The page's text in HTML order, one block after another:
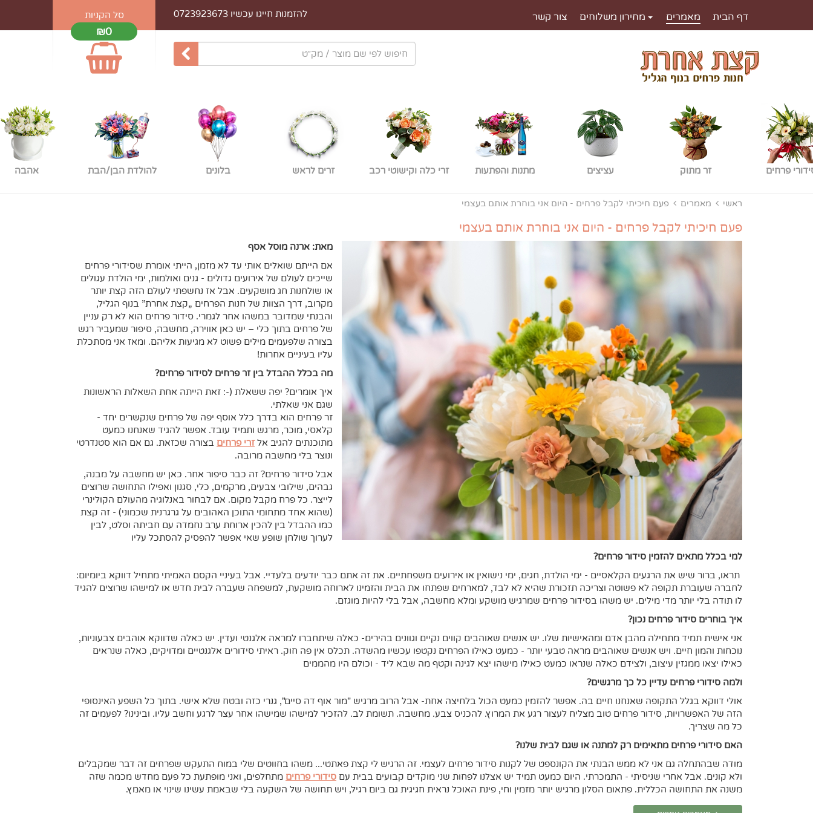
סל הקניות
₪0
להזמנות חייגו עכשיו 0723923673 דף הבית מאמרים מחירון משלוחים צור קשר
פרחים זר מתוק עציצים מתנות והפתעות זרי כלה וקישוטי רכב זרים לראש בלונים להולדת הבן/הבת אהבה
ראשי מאמרים פעם חיכיתי לקבל פרחים - היום אני בוחרת אותם בעצמי
פעם חיכיתי לקבל פרחים - היום אני בוחרת אותם בעצמי
מאת: ארנה מוסל אסף
אם הייתם שואלים אותי עד לא מזמן, הייתי אומרת שסידורי פרחים
שייכים לעולם של אירועים גדולים - גנים ואולמות, ימי הולדת עגולים
או שולחנות חג מושקעים. אבל אז נחשפתי לעולם הזה קצת יותר
מקרוב, דרך הצוות של חנות הפרחים „קצת אחרת” בנוף הגליל,
והבנתי שמדובר במשהו אחר לגמרי. סידור פרחים הוא לא רק עניין
של פרחים בתוך כלי – יש כאן אווירה, מחשבה, סיפור שמעביר רגש
בצורה שלפעמים מילים פשוט לא מגיעות אליהם. ומאז אני מסתכלת
עליו בעיניים אחרות!
מה בכלל ההבדל בין זר פרחים לסידור פרחים?
איך אומרים? יפה ששאלת (-: זאת הייתה אחת השאלות הראשונות
שגם אני שאלתי.
זר פרחים הוא בדרך כלל אוסף יפה של פרחים שנקשרים יחד -
קלאסי, מוכר, מרגש ותמיד עובד. אפשר להגיד שאנחנו כמעט
מתוכנתים להגיב אלזרי פרחים בצורה שכזאת. גם אם הוא סטנדרטי
ונוצר בלי מחשבה מרובה.
אבל סידור פרחים? זה כבר סיפור אחר. כאן יש מחשבה על מבנה,
גבהים, שילובי צבעים, מרקמים, כלי, סגנון ואפילו התחושה שרוצים
לייצר. כל פרח מקבל מקום. אם לבחור באנלוגיה מהעולם הקולינרי
(שהוא אחד מתחומי התוכן האהובים על גרגרנית שכמוני) - זה קצת
כמו ההבדל בין להכין ארוחת ערב נחמדה עם חביתה וסלט, לבין
לערוך שולחן שופע שאי אפשר להפסיק להסתכל עליו
למי בכלל מתאים להזמין סידור פרחים?
תראו, ברור שיש את הרגעים הקלאסיים - ימי הולדת, חגים, ימי נישואין או אירועים משפחתיים. את זה אתם כבר יודעים בלעדיי. אבל בעיניי הקסם האמיתי מתחיל דווקא ביומיום:
לחברה שעוברת תקופה לא פשוטה וצריכה תזכורת שהיא לא לבד, למארחים שפתחו את הבית והזמינו לארוחה מושקעת, למשפחה שעברה לבית חדש או למישהו שרוצים להגיד
לו תודה בלי יותר מדי מילים. יש משהו בסידור פרחים שמרגיש מושקע ומלא מחשבה, אבל בלי להיות מוגזם.
איך בוחרים סידור פרחים נכון?
אני אישית תמיד מתחילה מהבן אדם ומהאישיות שלו. יש אנשים שאוהבים קווים נקיים וגוונים בהירים- כאלה שיתחברו למראה אלגנטי ועדין. יש כאלה שדווקא אוהבים צבעוניות,
נוכחות והמון חיים. ויש אנשים שאוהבים מראה טבעי יותר - כמעט כאילו הפרחים נקטפו עכשיו מהשדה. תכלס אין פה חוק. ראיתי סידורים אלגנטיים ומדויקים, כאלה שנראים
כאילו יצאו ממגזין עיצוב, ולצידם כאלה שנראו כמעט כאילו מישהו יצא לגינה וקטף מה שבא ליד - וכולם היו מהממים
ולמה סידורי פרחים עדיין כל כך מרגשים?
אולי דווקא בגלל התקופה שאנחנו חיים בה. אפשר להזמין כמעט הכול בלחיצה אחת- אבל הרוב מרגיש "מור אוף דה סיים", גנרי כזה ובטח שלא אישי. בתוך כל השפע האינסופי
הזה של האפשרויות, סידור פרחים טוב מצליח לעצור רגע את המרוץ. להכניס צבע. מחשבה. תשומת לב. להזכיר למישהו שמישהו אחר עצר לרגע וחשב עליו. ובינינו? לפעמים זה
כל מה שצריך.
האם סידורי פרחים מתאימים רק למתנה או שגם לבית שלנו?
מודה שבהתחלה גם אני לא ממש הבנתי את הקונספט של לקנות סידור פרחים לעצמי. זה הרגיש לי קצת פאתטי... משהו בחווטים שלי במוח התעקש שפרחים זה דבר שמקבלים
ולא קונים. אבל אחרי שניסיתי - התמכרתי. היום כמעט תמיד יש אצלנו לפחות שני מוקדים קבועים בבית עם סידורי פרחים מתחלפים, ואני מופתעת כל פעם מחדש מכמה שזה
משנה את התחושה הכללית. פתאום הסלון מרגיש יותר מזמין וחי, פינת האוכל נראית חגיגית גם ביום רגיל, ויש תחושה של השקעה בלי שבאמת עשינו שינוי או מאמץ.